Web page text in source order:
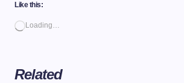
Like this:
Loading…
Related